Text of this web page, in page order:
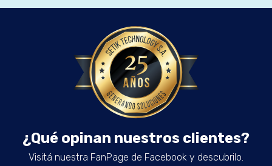
¿Qué opinan nuestros clientes?
Visitá nuestra FanPage de Facebook y descubrilo.